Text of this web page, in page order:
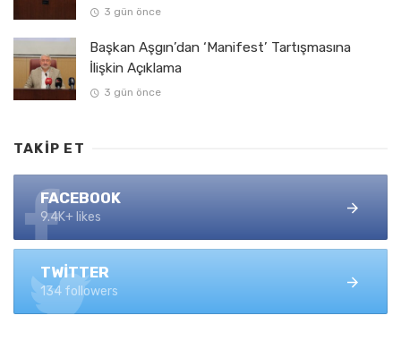
3 gün önce
Başkan Aşgın’dan ‘Manifest’ Tartışmasına
İlişkin Açıklama
3 gün önce
TAKIP ET
FACEBOOK
9.4K+ likes
TWITTER
134 followers